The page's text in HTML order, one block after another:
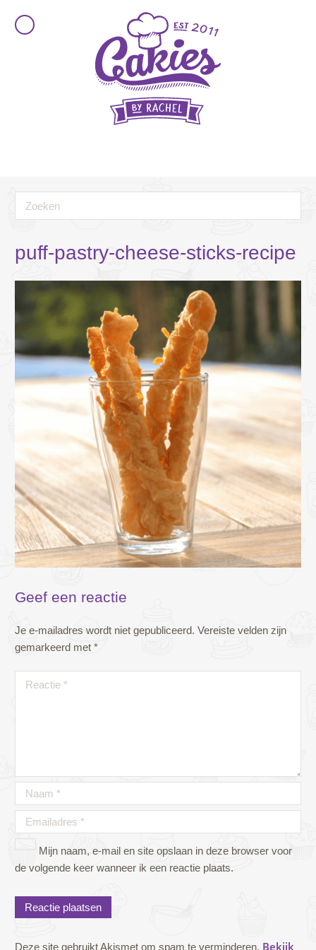
puff-pastry-cheese-sticks-recipe
Geef een reactie
Je e-mailadres wordt niet gepubliceerd. Vereiste velden zijn
gemarkeerd met *
Mijn naam, e-mail en site opslaan in deze browser voor
de volgende keer wanneer ik een reactie plaats.
Deze site gebruikt Akismet om spam te verminderen. Bekijk